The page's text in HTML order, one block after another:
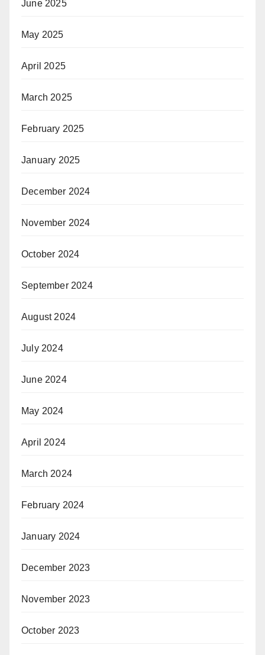
June 2025
May 2025
April 2025
March 2025
February 2025
January 2025
December 2024
November 2024
October 2024
September 2024
August 2024
July 2024
June 2024
May 2024
April 2024
March 2024
February 2024
January 2024
December 2023
November 2023
October 2023